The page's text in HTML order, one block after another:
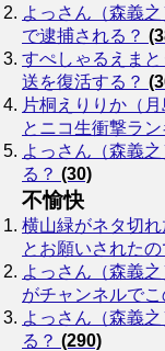
よっさん（森義
で逮捕される？
すぺしゃるえま
送を復活する？
片桐えりりか（
とニコ生衝撃ラ
よっさん（森義
る？ (30)
不愉快
横山緑がネタ切
とお願いされた
よっさん（森義
がチャンネルで
よっさん（森義
る？ (290)